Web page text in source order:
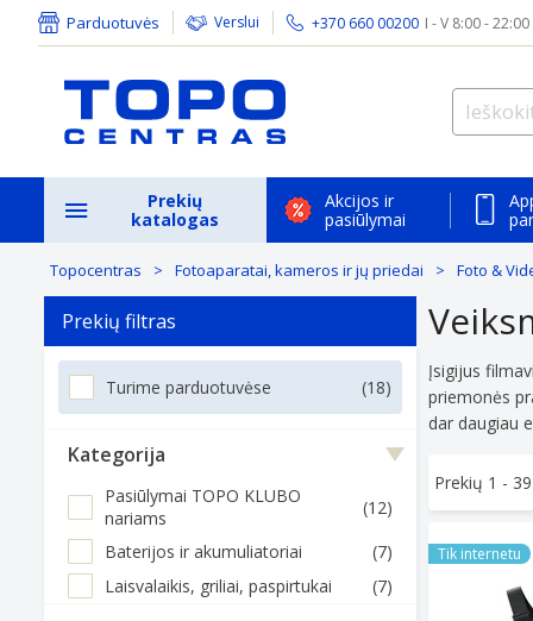
Parduotuvės Verslui +370 660 00200 I - V 8:00 - 22:00
Prekių
katalogas
Akcijos ir
pasiūlymai
Topocentras Fotoaparatai, kameros ir jų priedai Foto &
Prekių filtras
Turime parduotuvėse (18)
Kategorija
Pasiūlymai TOPO KLUBO
nariams
(12)
Baterijos ir akumuliatoriai
(7)
Laisvalaikis, griliai, paspirtukai
(7)
Įsigijus
priemonės
dar daugiau
Prekių 1 -
Tik internetu